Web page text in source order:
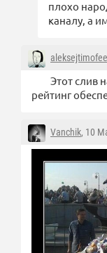
плохо
каналу, а
Этот слив
рейтинг
Vanchik, 10